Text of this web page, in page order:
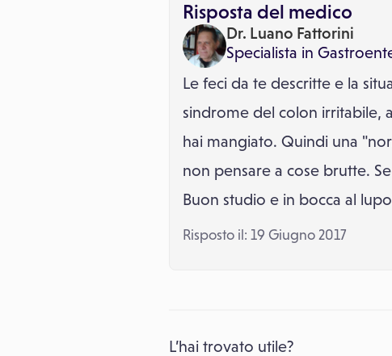
Risposta del medico
Dr. Luano Fattorini
Specialista in
Le feci da te descritte e la
sindrome del colon irritabile,
hai mangiato. Quindi una
non pensare a cose brutte.
Buon studio e in bocca al
Risposto il: 19 Giugno 2017
L’hai trovato utile?